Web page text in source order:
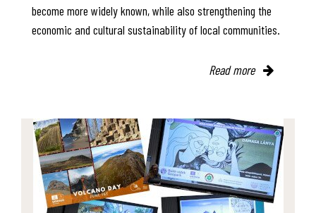
become more widely known, while also strengthening the
economic and cultural sustainability of local communities.
Read more